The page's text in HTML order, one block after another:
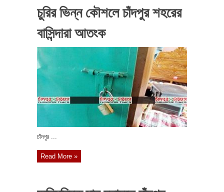
চুরির ভিন্ন কৌশলে চাঁদপুর শহরের
বাসিন্দারা আতংক
চাঁদপুর ...
Read More »